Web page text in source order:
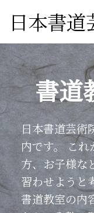
日本書道
書道
日本書道芸術
内です。これ
方、お子様な
習わせようと
書道教室の内